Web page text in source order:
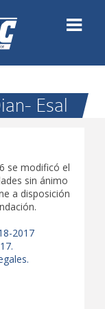
Esal
se modificó el
sin ánimo
a disposición
2017